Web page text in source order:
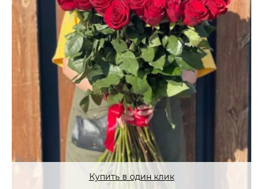
Купить в один клик